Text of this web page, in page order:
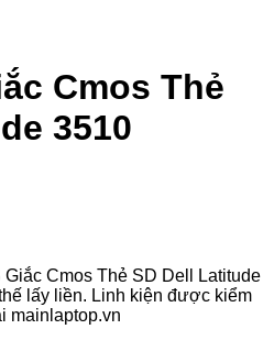
Cmos Thẻ
3510
Cmos Thẻ SD Dell Latitude
lấy liền. Linh kiện được kiểm
mainlaptop.vn